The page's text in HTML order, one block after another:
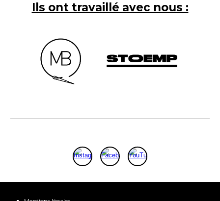
Ils ont travaillé avec nous :